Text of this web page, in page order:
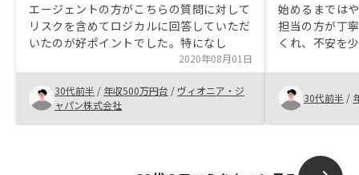
エージェントの方がこちらの質問に対して
リスクを含めてロジカルに回答していただ
いたのが好ポイントでした。特になし
2020年08月01日
30代前半 / 年収500万円台 / ヴィオニア・ジ
ャパン株式会社
始めるまでは
担当の方が丁
くれ、不安を
り、複数の物
にありません
30代前半 /